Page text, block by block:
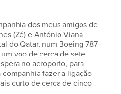
dos meus amigos de
(Zé) e António Viana
do Qatar, num Boeing 787-
voo de cerca de sete
no aeroporto, para
companhia fazer a ligação
curto de cerca de cinco